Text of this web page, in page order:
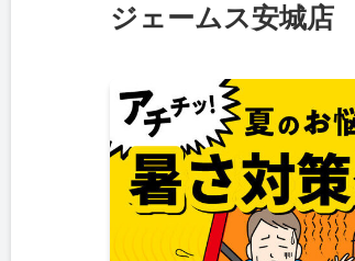
ジェームス安城店